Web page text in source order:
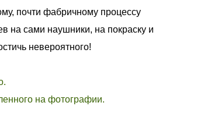
почти фабричному процессу
на сами наушники, на покраску и
невероятного!
на фотографии.